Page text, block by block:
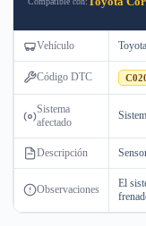
Vehículo
Código DTC
Sistema
afectado
Descripción
Observaciones
El